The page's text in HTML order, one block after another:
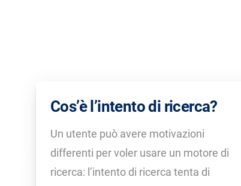
Cos’è l’intento di ricerca?
Un utente può avere motivazioni
differenti per voler usare un motore di
ricerca: l’intento di ricerca tenta di